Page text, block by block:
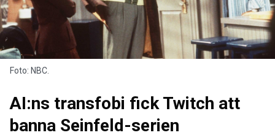
Foto: NBC.
AI:ns transfobi fick Twitch att
banna Seinfeld-serien